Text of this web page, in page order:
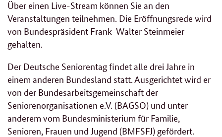
Über einen Live-Stream können Sie an den
Veranstaltungen teilnehmen. Die Eröffnungsrede wird
von Bundespräsident Frank-Walter Steinmeier
gehalten.
Der Deutsche Seniorentag findet alle drei Jahre in
einem anderen Bundesland statt. Ausgerichtet wird er
von der Bundesarbeitsgemeinschaft der
Seniorenorganisationen e.V. (BAGSO) und unter
anderem vom Bundesministerium für Familie,
Senioren, Frauen und Jugend (BMFSFJ) gefördert.